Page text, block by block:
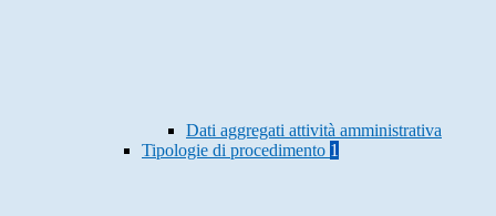
Dati aggregati attività amministrativa
Tipologie di procedimento 1